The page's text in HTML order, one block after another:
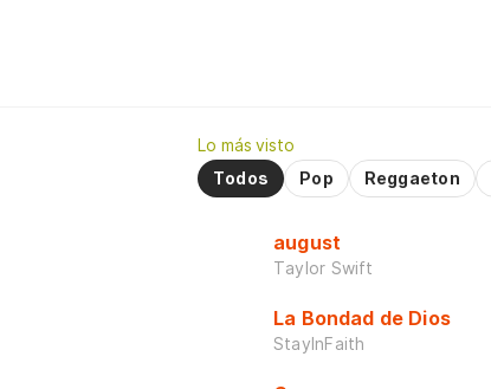
Lo más visto
Todos
Pop Reggaeton
august
Taylor Swift
La Bondad de Dios
StayInFaith